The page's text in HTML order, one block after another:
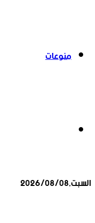
منوعات
السبت,2026/08/08